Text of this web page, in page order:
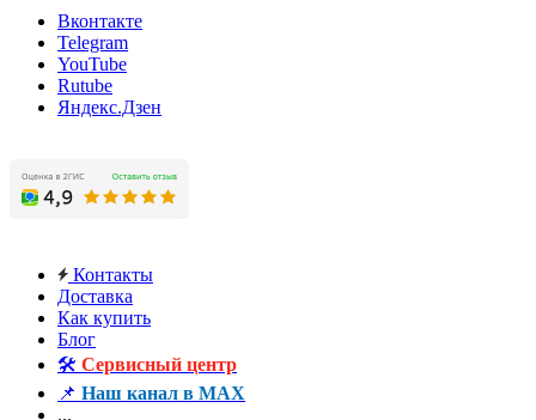
Вконтакте
Telegram
YouTube
Rutube
Яндекс.Дзен
Контакты
Доставка
Как купить
Блог
🛠️ Сервисный центр
📌 Наш канал в MAX
...